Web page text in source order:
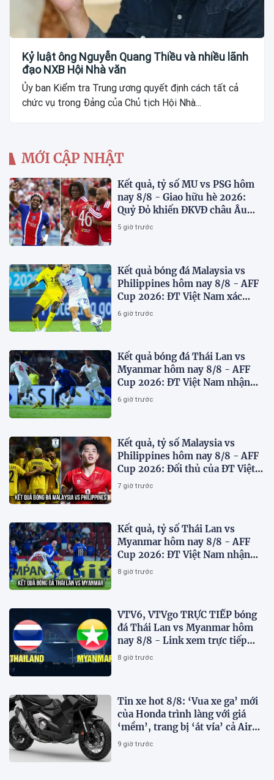
Kỷ luật ông Nguyễn Quang Thiều và nhiều lãnh
đạo NXB Hội Nhà văn
Ủy ban Kiểm tra Trung ương quyết định cách tất cả
chức vụ trong Đảng của Chủ tịch Hội Nhà...
MỚI CẬP NHẬT
Kết quả, tỷ số MU vs PSG hôm
nay 8/8 - Giao hữu hè 2026:
Quỷ Đỏ khiến ĐKVĐ châu Âu
toát mồ hôi
5 giờ trước
Kết quả bóng đá Malaysia vs
Philippines hôm nay 8/8 - AFF
Cup 2026: ĐT Việt Nam xác
định đối thủ
6 giờ trước
Kết quả bóng đá Thái Lan vs
Myanmar hôm nay 8/8 - AFF
Cup 2026: ĐT Việt Nam nhận
'chiến thư'
6 giờ trước
Kết quả, tỷ số Malaysia vs
Philippines hôm nay 8/8 - AFF
Cup 2026: Đối thủ của ĐT Việt
Nam lộ diện
7 giờ trước
Kết quả, tỷ số Thái Lan vs
Myanmar hôm nay 8/8 - AFF
Cup 2026: ĐT Việt Nam nhận
tin vui
8 giờ trước
VTV6, VTVgo TRỰC TIẾP bóng
đá Thái Lan vs Myanmar hôm
nay 8/8 - Link xem trực tiếp
AFF Cup 2026 mới nhất
8 giờ trước
Tin xe hot 8/8: ‘Vua xe ga’ mới
của Honda trình làng với giá
‘mềm’, trang bị ‘át vía’ cả Air
Blade và SH
9 giờ trước